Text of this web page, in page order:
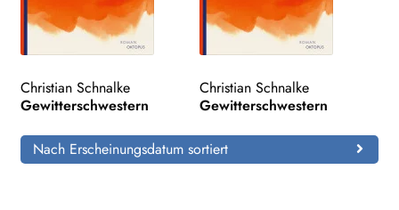
Christian Schnalke
Gewitterschwestern
Christian Schnalke
Gewitterschwestern
Nach Erscheinungsdatum sortiert